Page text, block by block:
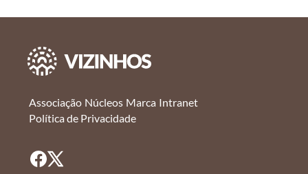
Associação Núcleos Marca Intranet
Política de Privacidade